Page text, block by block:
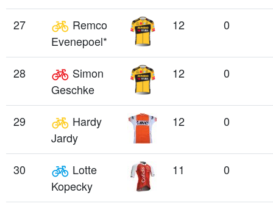
27
Remco
Evenepoel*
12 0
28
Simon
Geschke
12 0
29
Hardy
Jardy
12 0
30
Lotte
Kopecky
11 0